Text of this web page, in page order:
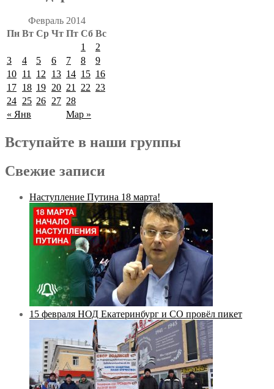
Февраль 2014
Пн Вт Ср Чт Пт Сб Вс
« Янв Мар »
1
2
3
4 5 6 7 8
9
10 11 12 13 14 15 16
17 18 19 20 21 22 23
24 25 26 27 28
Вступайте в наши группы
Свежие записи
Наступление Путина 18 марта!
15 февраля НОД Екатеринбург и СО провёл пикет